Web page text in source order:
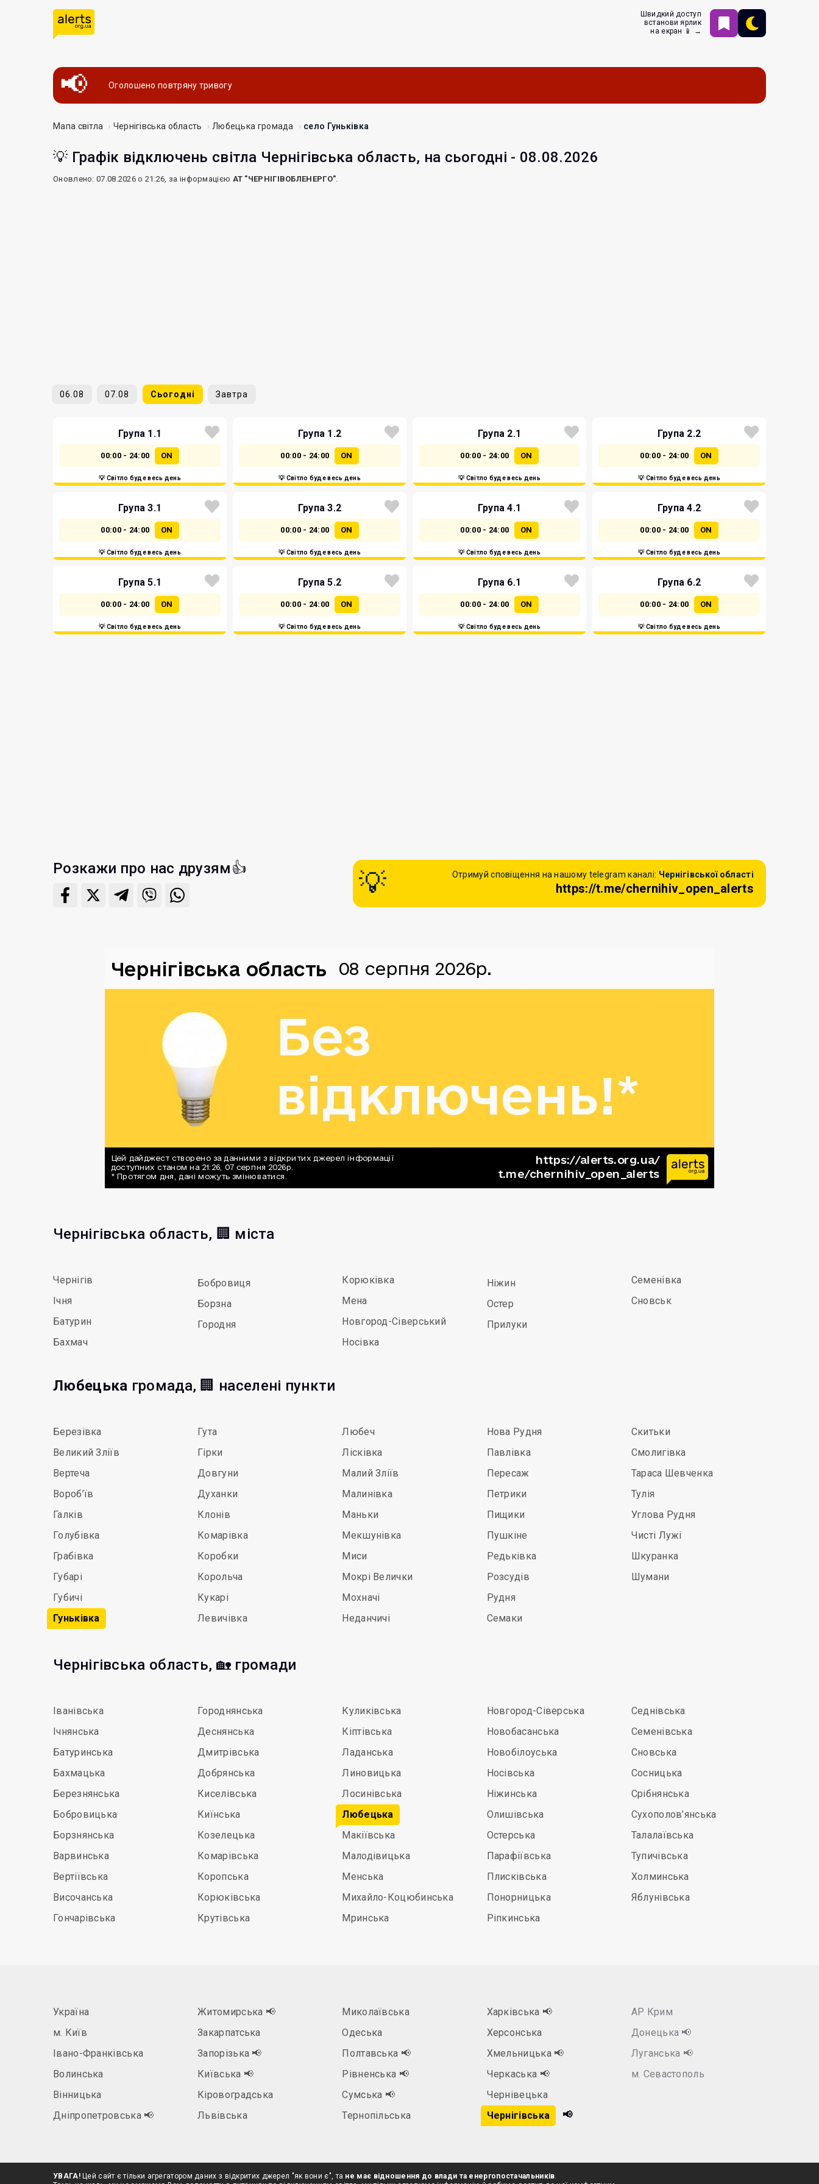
Швидкий доступ
встанови ярлик
на екран 📱 →
Оголошено повтряну тривогу
Мапа світла Чернігівська область Любецька громада село Гуньківка
💡 Графік відключень світла Чернігівська область, на сьогодні - 08.08.2026
Оновлено: 07.08.2026 о 21:26, за інформацією АТ "ЧЕРНІГІВОБЛЕНЕРГО".
06.08 07.08 Сьогодні Завтра
Група 1.1
00:00 - 24:00 ON
💡 Світло буде весь день
Група 1.2
00:00 - 24:00 ON
💡 Світло буде весь день
Група 2.1
00:00 - 24:00 ON
💡 Світло буде весь день
Група 2.2
00:00 - 24:00 ON
💡 Світло буде весь день
Група 3.1
00:00 - 24:00 ON
💡 Світло буде весь день
Група 3.2
00:00 - 24:00 ON
💡 Світло буде весь день
Група 4.1
00:00 - 24:00 ON
💡 Світло буде весь день
Група 4.2
00:00 - 24:00 ON
💡 Світло буде весь день
Група 5.1
00:00 - 24:00 ON
💡 Світло буде весь день
Група 5.2
00:00 - 24:00 ON
💡 Світло буде весь день
Група 6.1
00:00 - 24:00 ON
💡 Світло буде весь день
Група 6.2
00:00 - 24:00 ON
💡 Світло буде весь день
Розкажи про нас друзям👍 Отримуй сповіщення на нашому telegram каналі: Чернігівської області
https://t.me/chernihiv_open_alerts
Чернігівська область, 🏢 міста
Чернігів
Ічня
Батурин
Бахмач
Бобровиця
Борзна
Городня
Корюківка
Мена
Новгород-Сіверський
Носівка
Ніжин
Остер
Прилуки
Семенівка
Сновськ
Любецька громада, 🏢 населені пункти
Березівка
Великий Зліїв
Вертеча
Вороб’їв
Галків
Голубівка
Грабівка
Губарі
Губичі
Гуньківка
Гута
Гірки
Довгуни
Духанки
Клонів
Комарівка
Коробки
Корольча
Кукарі
Левичівка
Любеч
Лісківка
Малий Зліїв
Малинівка
Маньки
Мекшунівка
Миси
Мокрі Велички
Мохначі
Неданчичі
Нова Рудня
Павлівка
Пересаж
Петрики
Пищики
Пушкіне
Редьківка
Розсудів
Рудня
Семаки
Скитьки
Смолигівка
Тараса Шевченка
Тулія
Углова Рудня
Чисті Лужі
Шкуранка
Шумани
Чернігівська область, 🏡 громади
Іванівська
Ічнянська
Батуринська
Бахмацька
Березнянська
Бобровицька
Борзнянська
Варвинська
Вертіївська
Височанська
Гончарівська
Городнянська
Деснянська
Дмитрівська
Добрянська
Киселівська
Киїнська
Козелецька
Комарівська
Коропська
Корюківська
Крутівська
Куликівська
Кіптівська
Ладанська
Линовицька
Лосинівська
Любецька
Макіївська
Малодівицька
Менська
Михайло-Коцюбинська
Мринська
Новгород-Сіверська
Новобасанська
Новобілоуська
Носівська
Ніжинська
Олишівська
Остерська
Парафіївська
Плисківська
Понорницька
Ріпкинська
Седнівська
Семенівська
Сновська
Сосницька
Срібнянська
Сухополов’янська
Талалаївська
Тупичівська
Холминська
Яблунівська
Україна
м. Київ
Івано-Франківська
Волинська
Вінницька
Дніпропетровська 📢
Житомирська 📢
Закарпатська
Запорізька 📢
Київська 📢
Кіровоградська
Львівська
Миколаївська
Одеська
Полтавська 📢
Рівненська 📢
Сумська 📢
Тернопільська
Харківська 📢
Херсонська
Хмельницька 📢
Черкаська 📢
Чернівецька
Чернігівська
📢
АР Крим
Донецька 📢
Луганська 📢
м. Севастополь
УВАГА!Цей сайт є тільки агрегатором даних з відкритих джерел "як вони є", та не має відношення до влади та енергопостачальників.